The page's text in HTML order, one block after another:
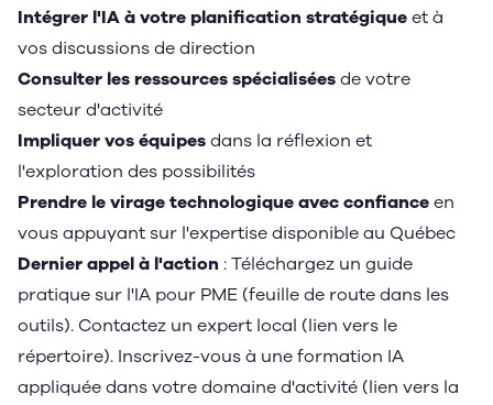
Intégrer l'IA à votre planification stratégiqueet à
vos discussions de direction
Consulter les ressources spécialiséesde votre
secteur d'activité
Impliquer vos équipesdans la réflexion et
l'exploration des possibilités
Prendre le virage technologique avec confianceen
vous appuyant sur l'expertise disponible au Québec
Dernier appel à l'action : Téléchargez un guide
pratique sur l'IA pour PME (feuille de route dans les
outils). Contactez un expert local (lien vers le
répertoire). Inscrivez-vous à une formation IA
appliquée dans votre domaine d'activité (lien vers la